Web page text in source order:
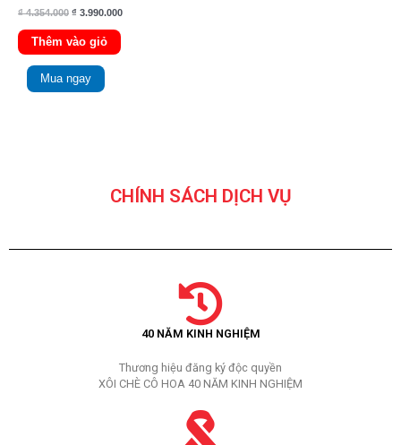
₫4.354.000 ₫ 3.990.000
Thêm vào giỏ
Mua ngay
CHÍNH SÁCH DỊCH VỤ
40 NĂM KINH NGHIỆM
Thương hiệu đăng ký độc quyền
XÔI CHÈ CÔ HOA 40 NĂM KINH NGHIỆM